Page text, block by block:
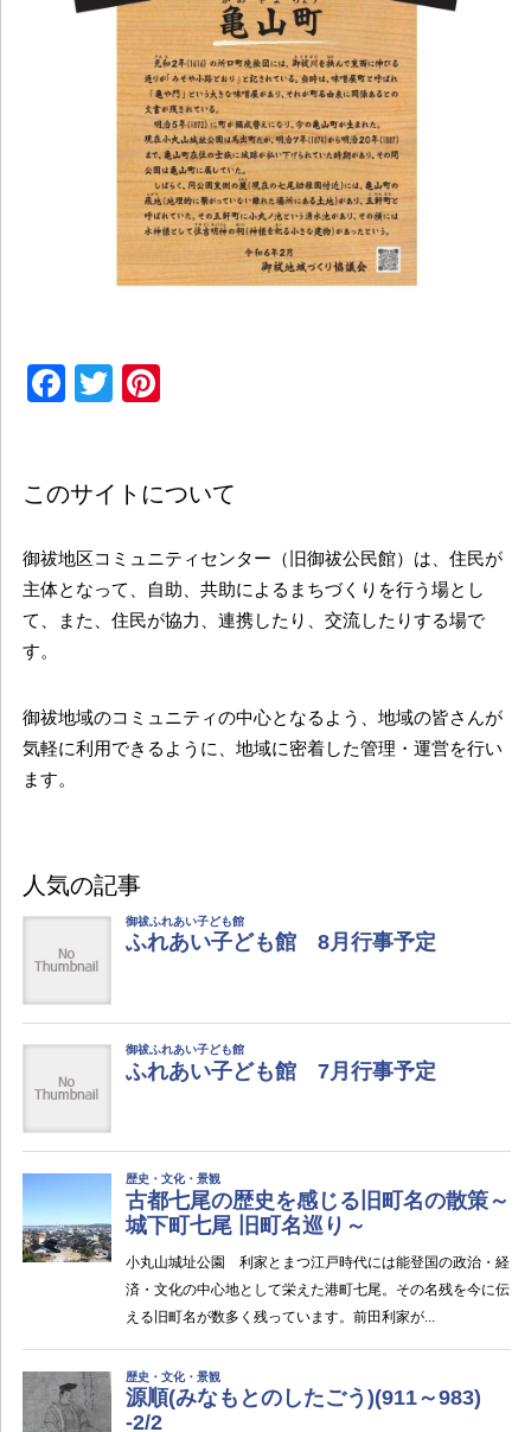
Facebook
Twitter
このサイトについて
御祓地区コミュニティセンター（旧御祓公民館）は、住民が
主体となって、自助、共助によるまちづくりを行う場とし
て、また、住民が協力、連携したり、交流したりする場で
す。
御祓地域のコミュニティの中心となるよう、地域の皆さんが
気軽に利用できるように、地域に密着した管理・運営を行い
ます。
人気の記事